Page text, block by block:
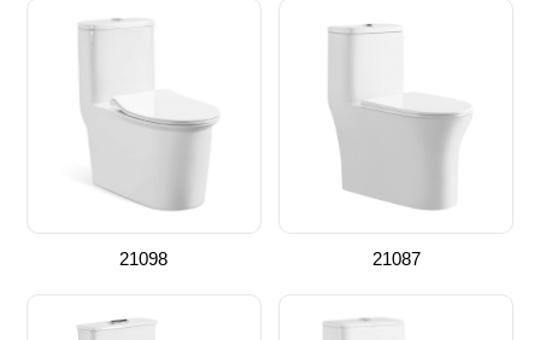
21098 21087